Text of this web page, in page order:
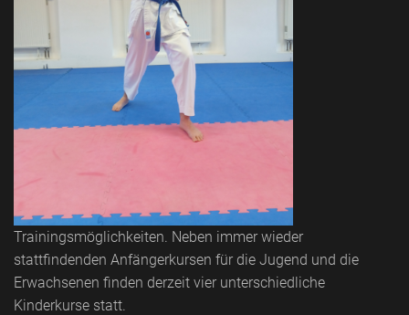
Trainingsmöglichkeiten. Neben immer wieder
stattfindenden Anfängerkursen für die Jugend und die
Erwachsenen finden derzeit vier unterschiedliche
Kinderkurse statt.